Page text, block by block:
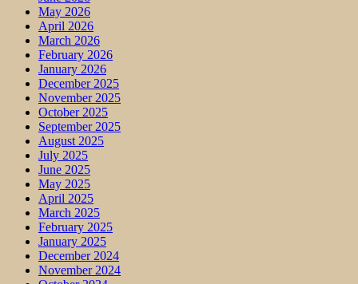
May 2026
April 2026
March 2026
February 2026
January 2026
December 2025
November 2025
October 2025
September 2025
August 2025
July 2025
June 2025
May 2025
April 2025
March 2025
February 2025
January 2025
December 2024
November 2024